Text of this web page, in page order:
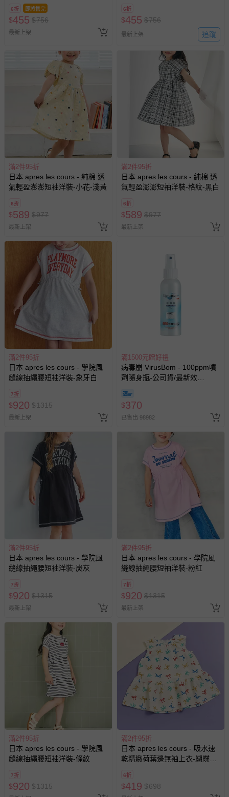
償。
6折 即將售完
$455 $756
最新上架
6折
$455 $756
最新上架 追蹤
滿2件95折
日本 apres les cours - 純棉 透
氣輕盈澎澎短袖洋裝-小花-淺黃
6折
$589 $977
最新上架
滿2件95折
日本 apres les cours - 純棉 透
氣輕盈澎澎短袖洋裝-格紋-黑白
6折
$589 $977
最新上架
滿2件95折
日本 apres les cours - 學院風
縫線抽繩腰短袖洋裝-象牙白
7折
$920 $1315
最新上架
滿1500元贈好禮
病毒崩 VirusBom - 100ppm噴
劑隨身瓶-公司貨/最新效
$370
已售出 98982
滿2件95折
日本 apres les cours - 學院風
縫線抽繩腰短袖洋裝-炭灰
7折
$920 $1315
最新上架
滿2件95折
日本 apres les cours - 學院風
縫線抽繩腰短袖洋裝-粉紅
7折
$920 $1315
最新上架
滿2件95折
日本 apres les cours - 學院風
縫線抽繩腰短袖洋裝-條紋
7折
$920 $1315
滿2件95折
日本 apres les cours - 吸水速
乾精緻荷葉邊無袖上衣-蝴蝶結-
6折
$419 $698